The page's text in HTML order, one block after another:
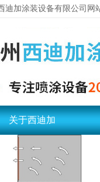
迪加涂装设备有限公司网
关于西迪加